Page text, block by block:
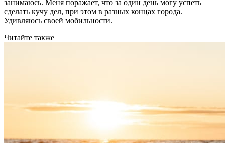
занимаюсь. Меня поражает, что за один день могу успеть
сделать кучу дел, при этом в разных концах города.
Удивляюсь своей мобильности.
Читайте также